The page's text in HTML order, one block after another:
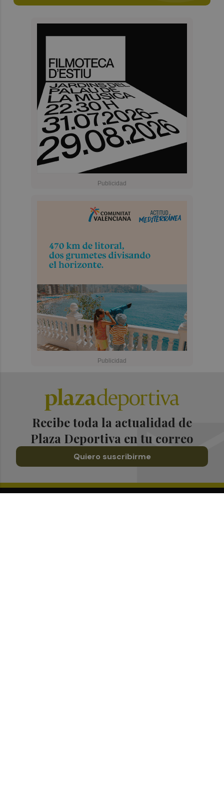
Recibe toda la actualidad de
Plaza Deportiva en tu correo
Quiero suscribirme